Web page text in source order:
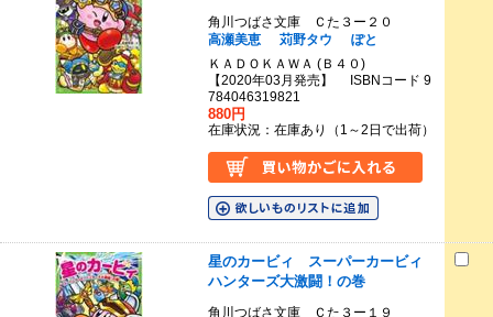
角川つばさ文庫 Ｃた３ー２０
高瀬美恵
苅野タウ
ぽと
ＫＡＤＯＫＡＷＡ (Ｂ４０)
【2020年03月発売】 ISBNコード 9
784046319821
880円
在庫状況：在庫あり（1～2日で出荷）
星のカービィ スーパーカービィ
ハンターズ大激闘！の巻
角川つばさ文庫 Ｃた３ー１９